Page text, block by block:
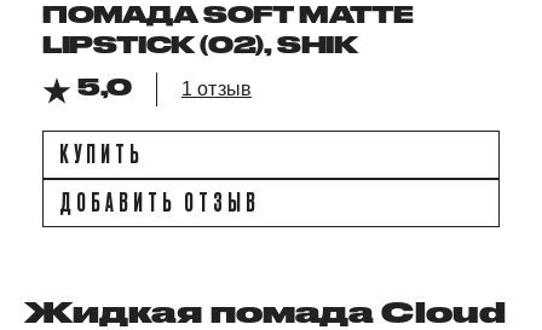
ПОМАДА SOFT MATTE
LIPSTICK (02), SHIK
5,0
1 отзыв
КУПИТЬ
ДОБАВИТЬ ОТЗЫВ
Жидкая помада Cloud